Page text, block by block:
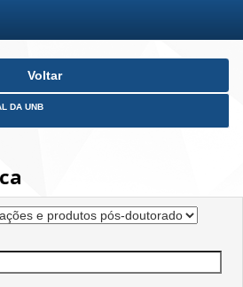
Voltar
DA UNB